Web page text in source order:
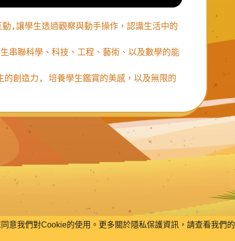
,讓學生透過觀察與動手操作，認識生活中的
串聯科學、科技、工程、藝術、以及數學的能
的創造力, 培養學生鑑賞的美感，以及無限的
意我們對Cookie的使用。更多關於隱私保護資訊，請查看我們的